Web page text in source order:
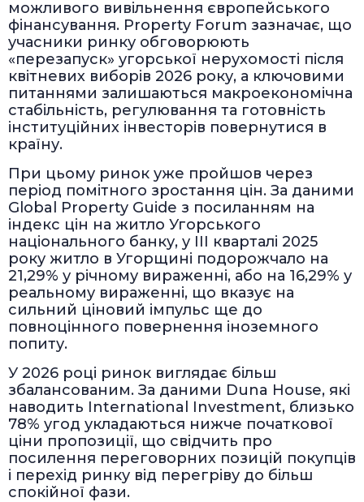
можливого вивільнення європейського
фінансування. Property Forum зазначає, що
учасники ринку обговорюють
«перезапуск» угорської нерухомості після
квітневих виборів 2026 року, а ключовими
питаннями залишаються макроекономічна
стабільність, регулювання та готовність
інституційних інвесторів повернутися в
країну.
При цьому ринок уже пройшов через
період помітного зростання цін. За даними
Global Property Guide з посиланням на
індекс цін на житло Угорського
національного банку, у III кварталі 2025
року житло в Угорщині подорожчало на
21,29% у річному вираженні, або на 16,29% у
реальному вираженні, що вказує на
сильний ціновий імпульс ще до
повноцінного повернення іноземного
попиту.
У 2026 році ринок виглядає більш
збалансованим. За даними Duna House, які
наводить International Investment, близько
78% угод укладаються нижче початкової
ціни пропозиції, що свідчить про
посилення переговорних позицій покупців
і перехід ринку від перегріву до більш
спокійної фази.